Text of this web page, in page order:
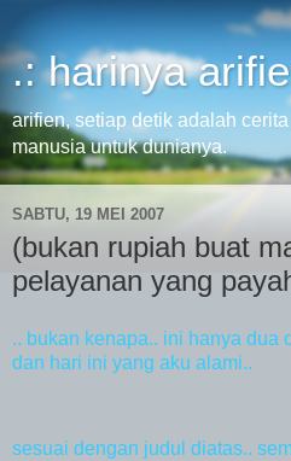
.: harinya
arifien, setiap detik adalah
manusia untuk dunianya.
SABTU, 19 MEI 2007
(bukan rupiah buat
pelayanan yang
.. bukan kenapa.. ini hanya dua
dan hari ini yang aku alami..
sesuai dengan judul diatas..